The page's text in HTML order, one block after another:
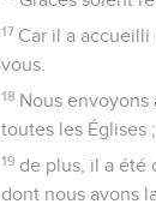
17 Car il a accueilli
vous.
18 Nous envoyons
toutes les Églises ;
19 de plus, il a été
dont nous avons